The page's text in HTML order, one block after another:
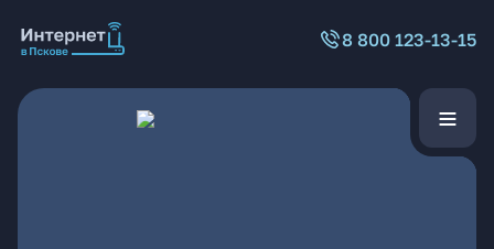
8 800 123-13-15